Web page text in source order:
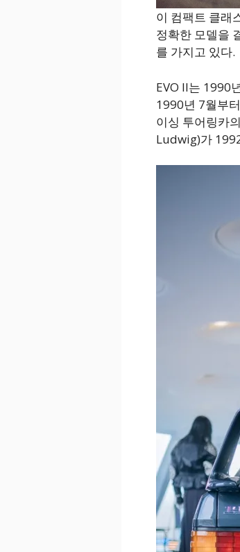
이 컴팩트 클래
정확한 모델을
를 가지고 있다.
EVO II는 1990
1990년 7월부
이싱 투어링카
Ludwig)가